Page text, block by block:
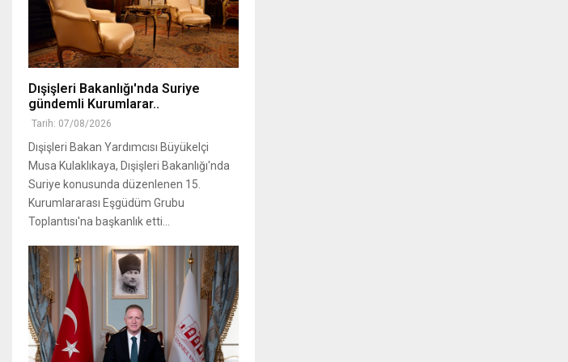
Dışişleri Bakanlığı'nda Suriye
gündemli Kurumlarar..
Tarih: 07/08/2026
Dışişleri Bakan Yardımcısı Büyükelçi
Musa Kulaklıkaya, Dışişleri Bakanlığı'nda
Suriye konusunda düzenlenen 15.
Kurumlararası Eşgüdüm Grubu
Toplantısı'na başkanlık etti...